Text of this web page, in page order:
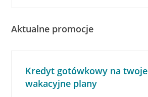
Aktualne promocje
Kredyt gotówkowy na twoje
wakacyjne plany